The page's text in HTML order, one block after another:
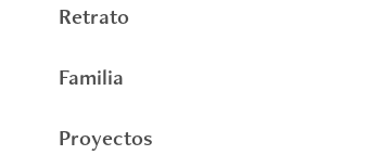
Retrato
Familia
Proyectos